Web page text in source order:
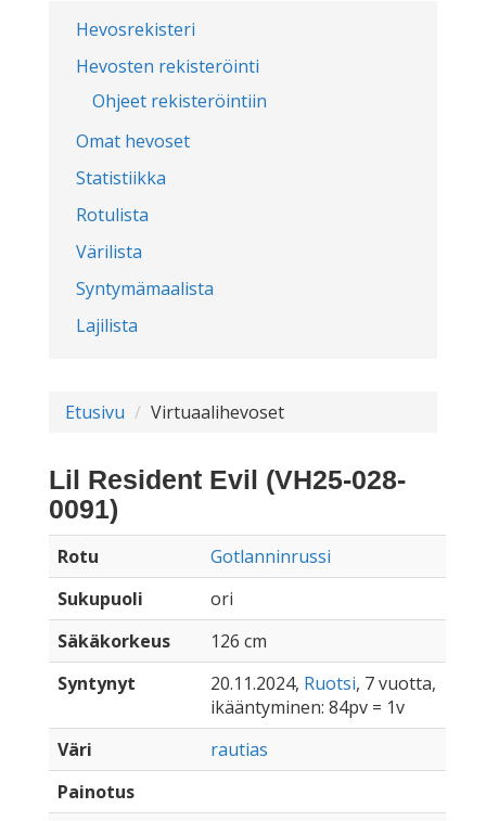
Hevosrekisteri
Hevosten rekisteröinti
Ohjeet rekisteröintiin
Omat hevoset
Statistiikka
Rotulista
Värilista
Syntymämaalista
Lajilista
Etusivu Virtuaalihevoset
Lil Resident Evil (VH25-028-
0091)
Rotu
Gotlanninrussi
Sukupuoli
ori
Säkäkorkeus
126 cm
Syntynyt
20.11.2024, Ruotsi, 7 vuotta,
ikääntyminen: 84pv = 1v
Väri
rautias
Painotus